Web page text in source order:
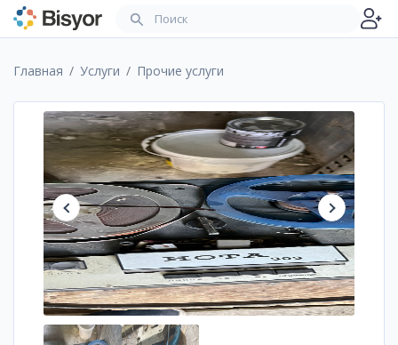
Главная Услуги Прочие услуги